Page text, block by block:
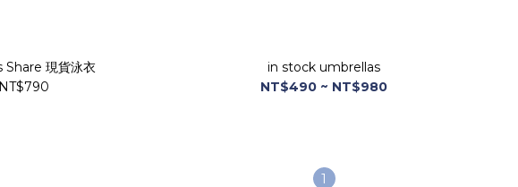
Share 現貨泳衣
NT$790
in stock umbrellas
NT$490 ~ NT$980
1